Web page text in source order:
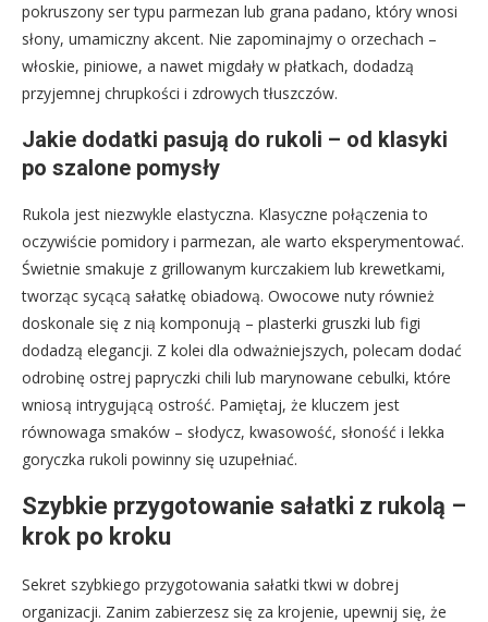
pokruszony ser typu parmezan lub grana padano, który wnosi
słony, umamiczny akcent. Nie zapominajmy o orzechach –
włoskie, piniowe, a nawet migdały w płatkach, dodadzą
przyjemnej chrupkości i zdrowych tłuszczów.
Jakie dodatki pasują do rukoli – od klasyki
po szalone pomysły
Rukola jest niezwykle elastyczna. Klasyczne połączenia to
oczywiście pomidory i parmezan, ale warto eksperymentować.
Świetnie smakuje z grillowanym kurczakiem lub krewetkami,
tworząc sycącą sałatkę obiadową. Owocowe nuty również
doskonale się z nią komponują – plasterki gruszki lub figi
dodadzą elegancji. Z kolei dla odważniejszych, polecam dodać
odrobinę ostrej papryczki chili lub marynowane cebulki, które
wniosą intrygującą ostrość. Pamiętaj, że kluczem jest
równowaga smaków – słodycz, kwasowość, słoność i lekka
goryczka rukoli powinny się uzupełniać.
Szybkie przygotowanie sałatki z rukolą –
krok po kroku
Sekret szybkiego przygotowania sałatki tkwi w dobrej
organizacji. Zanim zabierzesz się za krojenie, upewnij się, że